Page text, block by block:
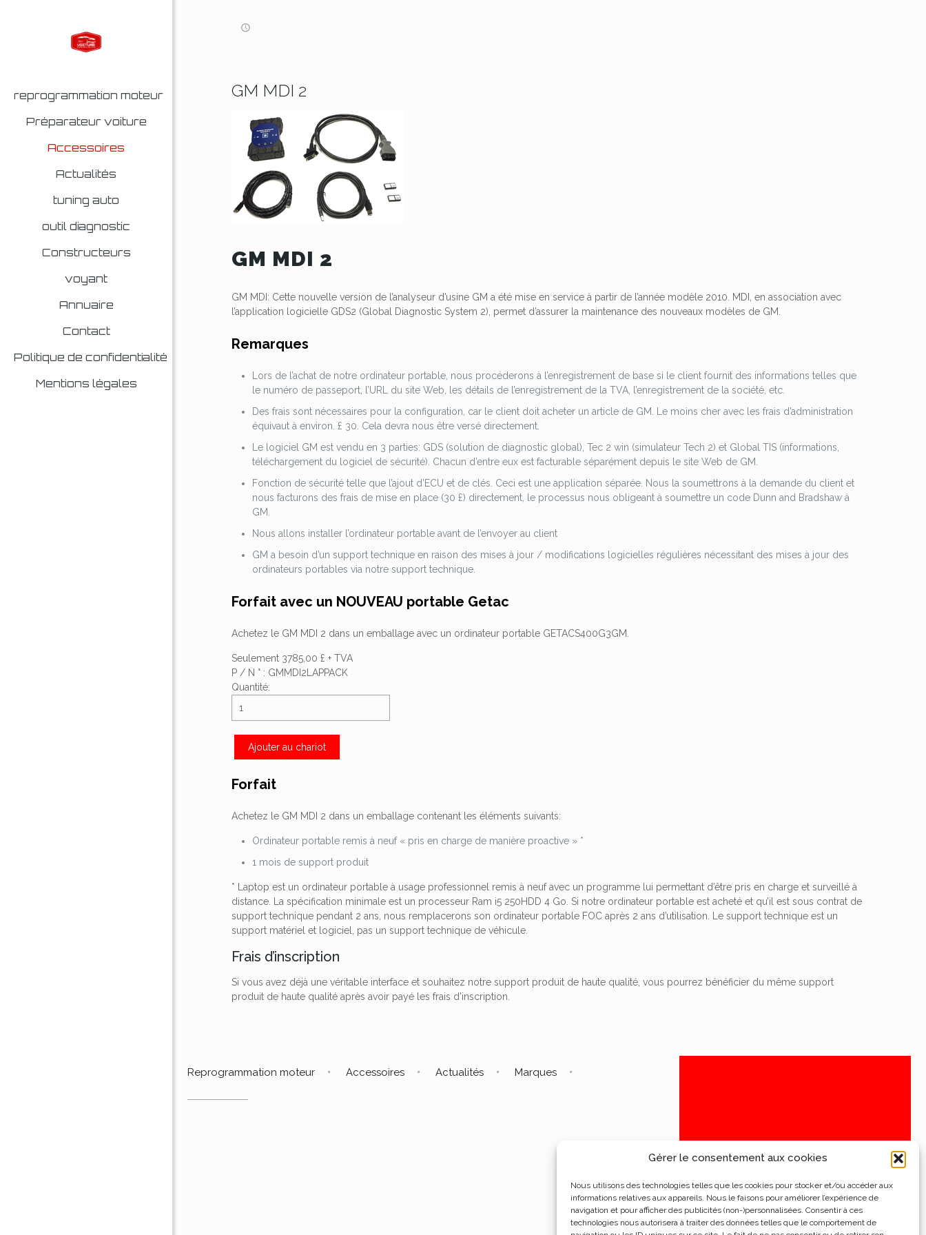
Gérer le consentement aux cookies
Nous utilisons des technologies telles que les cookies pour stocker et/ou accéder aux
informations relatives aux appareils. Nous le faisons pour améliorer l’expérience de
navigation et pour afficher des publicités (non-)personnalisées. Consentir à ces
technologies nous autorisera à traiter des données telles que le comportement de
reprogrammation moteur
Préparateur voiture
Accessoires
Actualités
tuning auto
outil diagnostic
Constructeurs
voyant
Annuaire
Contact
Politique de confidentialité
Mentions légales
GM MDI 2
GM MDI 2
GM MDI: Cette nouvelle version de l’analyseur d’usine GM a été mise en service à partir de l’année modèle 2010. MDI, en association avec
l’application logicielle GDS2 (Global Diagnostic System 2), permet d’assurer la maintenance des nouveaux modèles de GM.
Remarques
Lors de l’achat de notre ordinateur portable, nous procéderons à l’enregistrement de base si le client fournit des informations telles que
le numéro de passeport, l’URL du site Web, les détails de l’enregistrement de la TVA, l’enregistrement de la société, etc.
Des frais sont nécessaires pour la configuration, car le client doit acheter un article de GM.
Le moins cher avec les frais d’administration
équivaut à environ. £ 30. Cela devra nous être versé directement.
Le logiciel GM est vendu en 3 parties: GDS (solution de diagnostic global), Tec 2 win (simulateur Tech 2) et Global TIS (informations,
téléchargement du logiciel de sécurité). Chacun d’entre eux est facturable séparément depuis le site Web de GM.
Fonction de sécurité telle que l’ajout d’ECU et de clés. Ceci est une application séparée. Nous la soumettrons à la demande du client et
nous facturons des frais de mise en place (30 £) directement, le processus nous obligeant à soumettre un code Dunn and Bradshaw à
GM.
Nous allons installer l’ordinateur portable avant de l’envoyer au client
GM a besoin d’un support technique en raison des mises à jour / modifications logicielles régulières nécessitant des mises à jour des
ordinateurs portables via notre support technique.
Forfait avec un NOUVEAU portable Getac
Achetez le GM MDI 2 dans un emballage avec un ordinateur portable GETACS400G3GM.
Seulement 3785,00 £ + TVA
P / N ° : GMMDI2LAPPACK
Quantité:
Ajouter au chariot
Forfait
Achetez le GM MDI 2 dans un emballage contenant les éléments suivants:
Ordinateur portable remis à neuf « pris en charge de manière proactive » *
1 mois de support produit
* Laptop est un ordinateur portable à usage professionnel remis à neuf avec un programme lui permettant d’être pris en charge et surveillé à
distance.
La spécification minimale est un processeur Ram i5 250HDD 4 Go. Si notre ordinateur portable est acheté et qu’il est sous contrat de
support technique pendant 2 ans, nous remplacerons son ordinateur portable FOC après 2 ans d’utilisation.
Le support technique est un
support matériel et logiciel, pas un support technique de véhicule.
Frais d’inscription
Si vous avez déjà une véritable interface et souhaitez notre support produit de haute qualité, vous pourrez bénéficier du même support
produit de haute qualité après avoir payé les frais d’inscription.
Reprogrammation moteur Accessoires Actualités Marques